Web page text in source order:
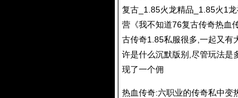
复古_1.85火龙精品_1.85火1
营《我不知道76复古传奇热血
古传奇1.85私服很多,一起又有
许是什么沉默版别,尽管玩法是
现了一个佣
热血传奇:六职业的传奇私中变